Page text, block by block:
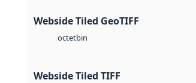
Webside Tiled GeoTIFF
octetbin
Webside Tiled TIFF